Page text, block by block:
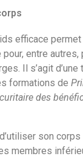
efficace
pour, entre autres,
Il s’agit d’une
formations de
des
son corps
membres